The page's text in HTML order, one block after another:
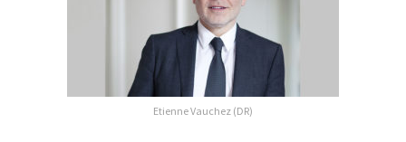
Etienne Vauchez (DR)